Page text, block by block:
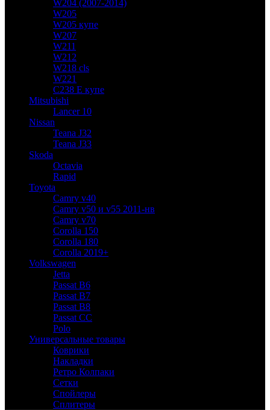
W204 (2007-2014)
W205
W205 купе
W207
W211
W212
W218 cls
W221
C238 E купе
Mitsubishi
Lancer 10
Nissan
Teana J32
Teana J33
Skoda
Octavia
Rapid
Toyota
Camry v40
Camry v50 и v55 2011-нв
Camry v70
Corolla 150
Corolla 180
Corolla 2019+
Volkswagen
Jetta
Passat B6
Passat B7
Passat B8
Passat CC
Polo
Универсальные товары
Коврики
Накладки
Ретро Колпаки
Сетки
Спойлеры
Сплитеры